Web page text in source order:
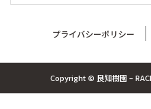
プライバシーポリシー
Copyright © 良知樹園 –